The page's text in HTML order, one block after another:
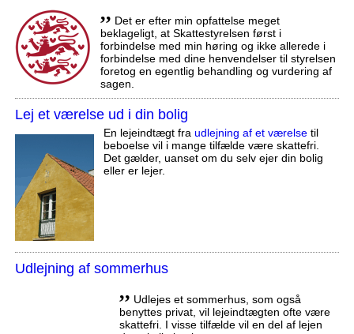
,, Det er efter min opfattelse meget
beklageligt, at Skattestyrelsen først i
forbindelse med min høring og ikke allerede i
forbindelse med dine henvendelser til styrelsen
foretog en egentlig behandling og vurdering af
sagen.
Lej et værelse ud i din bolig
En lejeindtægt fra udlejning af et værelsetil
beboelse vil i mange tilfælde være skattefri.
Det gælder, uanset om du selv ejer din bolig
eller er lejer.
Udlejning af sommerhus
,, Udlejes et sommerhus, som også
benyttes privat, vil lejeindtægten ofte være
skattefri. I visse tilfælde vil en del af lejen